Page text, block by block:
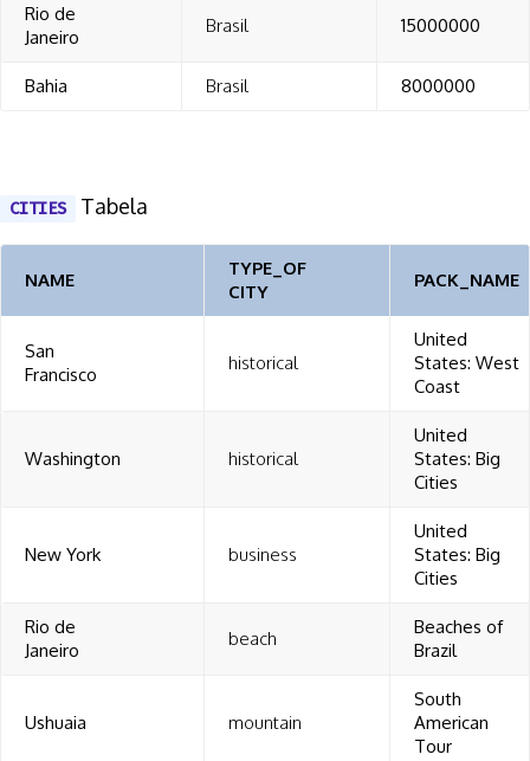
Rio de
Janeiro
Brasil 15000000
Bahia Brasil 8000000
CITIES Tabela
NAME
TYPE_OF
CITY
PACK_NAME
San
Francisco
historical
United
States: West
Coast
Washington historical
United
States: Big
Cities
New York business
United
States: Big
Cities
Rio de
Janeiro
beach
Beaches of
Brazil
Ushuaia mountain
South
American
Tour